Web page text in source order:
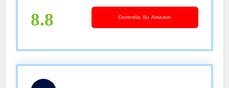
8.8 Controlla Su Amazon